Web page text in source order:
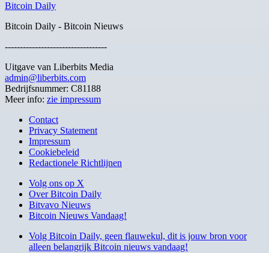
Bitcoin Daily
Bitcoin Daily - Bitcoin Nieuws
----------------------------------
Uitgave van Liberbits Media
admin@liberbits.com
Bedrijfsnummer: C81188
Meer info: zie impressum
Contact
Privacy Statement
Impressum
Cookiebeleid
Redactionele Richtlijnen
Volg ons op X
Over Bitcoin Daily
Bitvavo Nieuws
Bitcoin Nieuws Vandaag!
Volg Bitcoin Daily, geen flauwekul, dit is jouw bron voor
alleen belangrijk Bitcoin nieuws vandaag!